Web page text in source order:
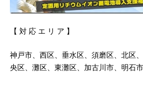
【 対 応 エ リ ア 】
神戸市、西区、垂水区、須磨区、北区
央区、灘区、東灘区、加古川市、明石市